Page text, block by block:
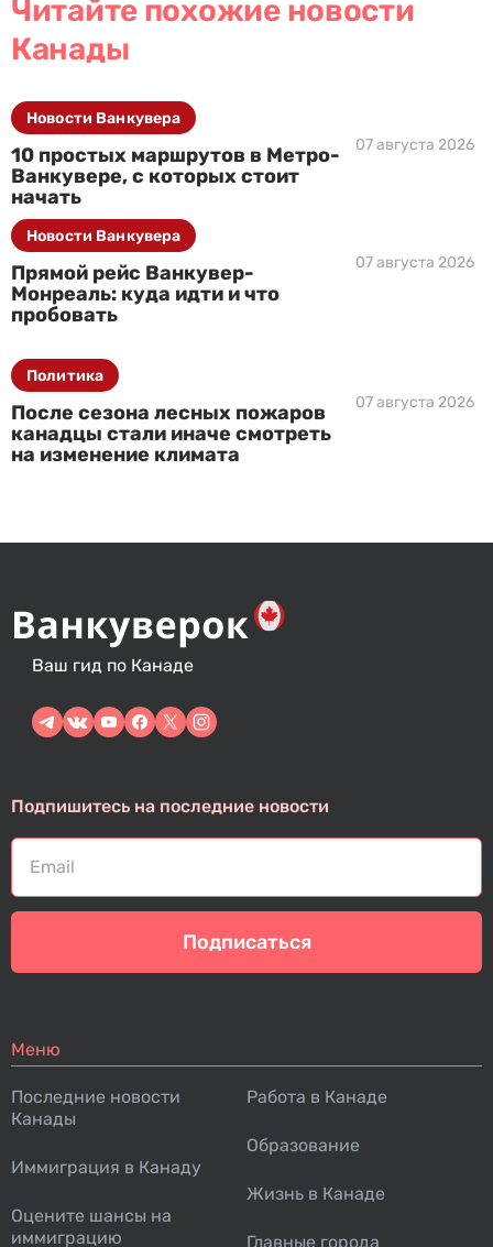
Читайте похожие новости
Канады
10 простых маршрутов в Метро-
Ванкувере, с которых стоит
начать
07 августа 2026
Новости Ванкувера
Прямой рейс Ванкувер-
Монреаль: куда идти и что
пробовать
07 августа 2026
Новости Ванкувера
После сезона лесных пожаров
канадцы стали иначе смотреть
на изменение климата
07 августа 2026
Политика
Ваш гид по Канаде
Подпишитесь на последние новости
Подписаться
Меню
Последние новости
Канады
Иммиграция в Канаду
Оцените шансы на
иммиграцию
Работа в Канаде
Образование
Жизнь в Канаде
Главные города